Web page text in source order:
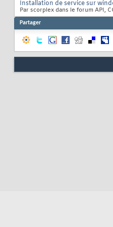
Installation de service sur
Par scorplex dans le forum API,
Partager